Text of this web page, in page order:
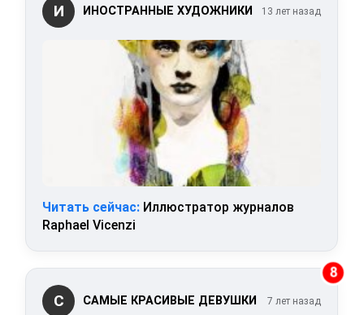
И ИНОСТРАННЫЕ ХУДОЖНИКИ 13 лет назад
Читать сейчас: Иллюстратор журналов
Raphael Vicenzi
8
С САМЫЕ КРАСИВЫЕ ДЕВУШКИ 7 лет назад